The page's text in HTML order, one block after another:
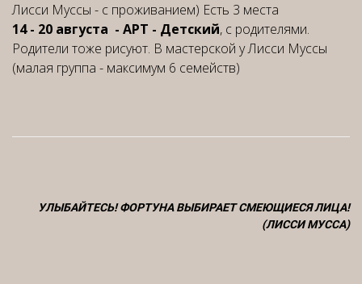
Лисси Муссы - с проживанием) Есть 3 места
14 - 20 августа - АРТ - Детский, с родителями.
Родители тоже рисуют. В мастерской у Лисси Муссы
(малая группа - максимум 6 семейств)
УЛЫБАЙТЕСЬ! ФОРТУНА ВЫБИРАЕТ СМЕЮЩИЕСЯ ЛИЦА!
(ЛИССИ МУССА)